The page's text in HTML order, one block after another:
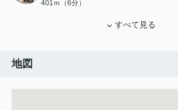
401ｍ（6分）
すべて見る
地図